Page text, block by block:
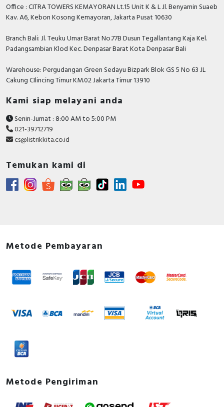
Office : CITRA TOWERS KEMAYORAN Lt.15 Unit K & L Jl. Benyamin Suaeb
Kav. A6, Kebon Kosong Kemayoran, Jakarta Pusat 10630
Branch Bali: Jl. Teuku Umar Barat No.77B Dusun Tegallantang Kaja Kel.
Padangsambian Klod Kec. Denpasar Barat Kota Denpasar Bali
Warehouse: Pergudangan Green Sedayu Bizpark Blok GS 5 No 63 JL
Cakung CIlincing Timur KM.02 Jakarta Timur 13910
Kami siap melayani anda
Senin-Jumat : 8:00 AM to 5:00 PM
021-39712719
cs@listrikkita.co.id
Temukan kami di
Metode Pembayaran
Metode Pengiriman